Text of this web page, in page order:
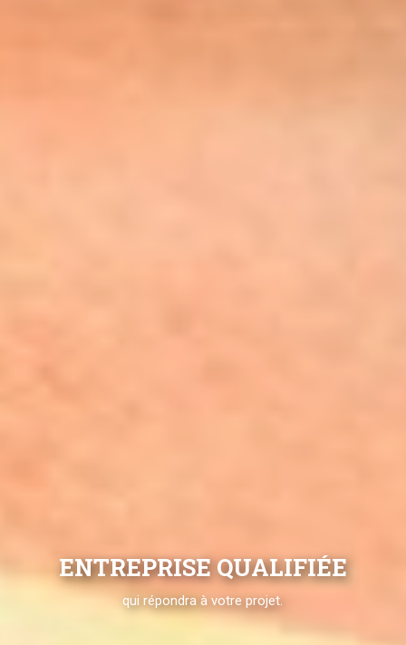
ENTREPRISE QUALIFIÉE
qui répondra à votre projet.